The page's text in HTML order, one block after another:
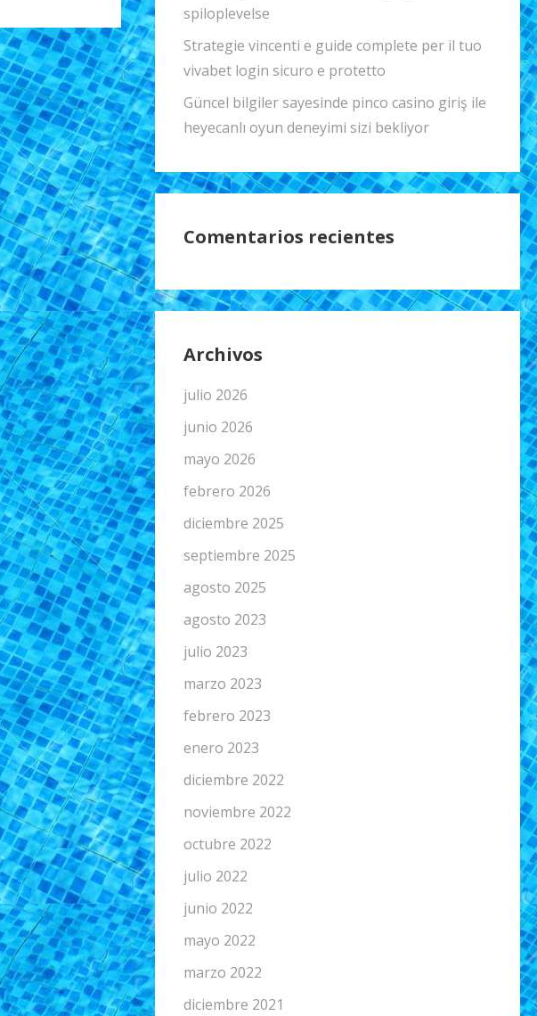
spiloplevelse
Strategie vincenti e guide complete per il tuo
vivabet login sicuro e protetto
Güncel bilgiler sayesinde pinco casino giriş ile
heyecanlı oyun deneyimi sizi bekliyor
Comentarios recientes
Archivos
julio 2026
junio 2026
mayo 2026
febrero 2026
diciembre 2025
septiembre 2025
agosto 2025
agosto 2023
julio 2023
marzo 2023
febrero 2023
enero 2023
diciembre 2022
noviembre 2022
octubre 2022
julio 2022
junio 2022
mayo 2022
marzo 2022
diciembre 2021